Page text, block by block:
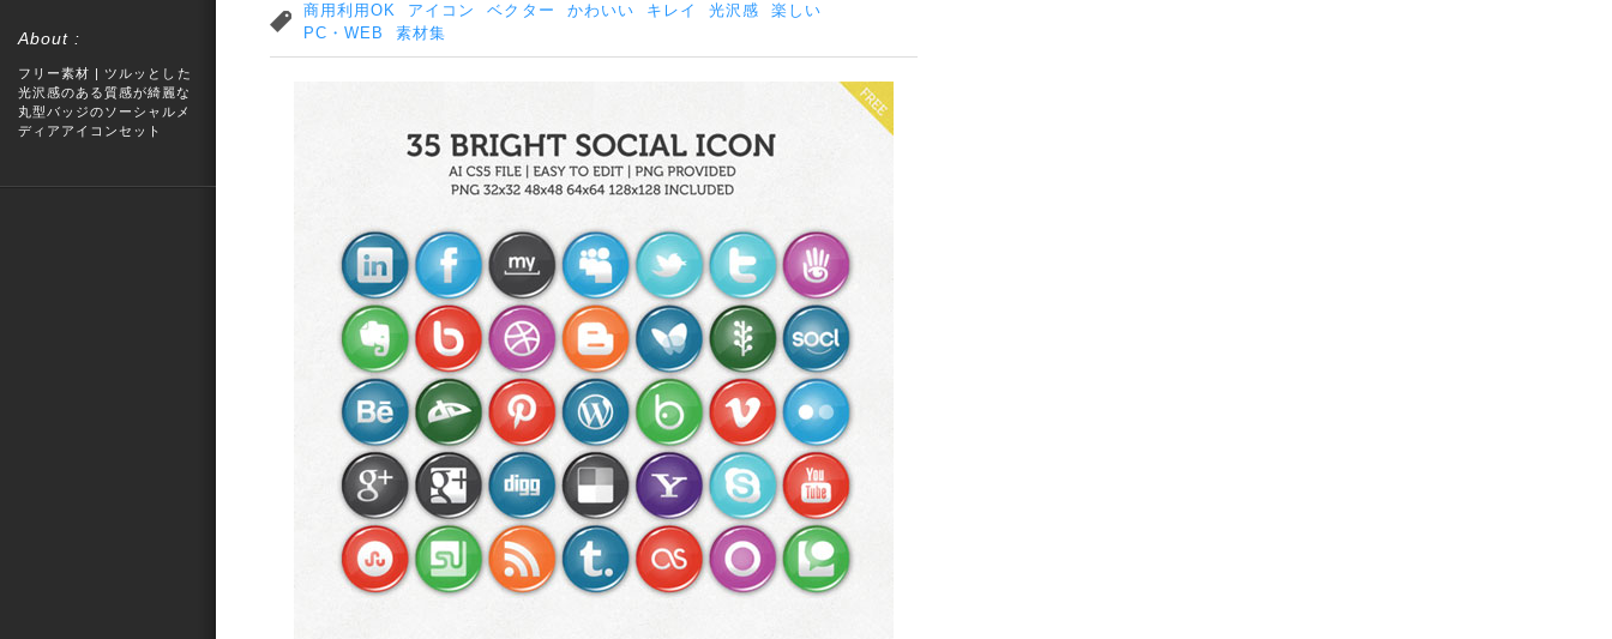
About :
フリー素材 | ツルッとした
光沢感のある質感が綺麗な
丸型バッジのソーシャルメ
ディアアイコンセット
商用利用OK アイコン ベクター かわいい キレイ 光沢感
楽しい
PC・WEB
素材集